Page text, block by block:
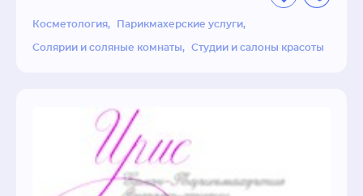
Косметология Парикмахерские услуги
Солярии и соляные комнаты Студии и салоны красоты